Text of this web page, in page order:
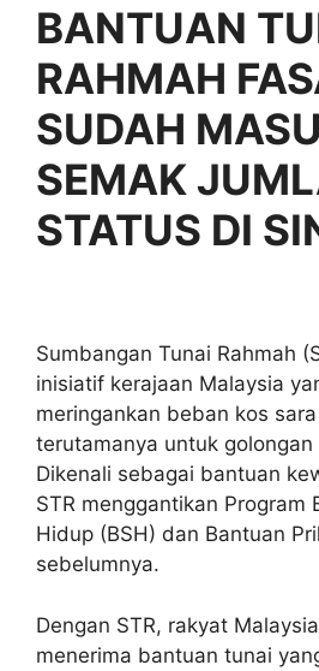
BANTUAN
RAHMAH
SUDAH
SEMAK
STATUS DI
Sumbangan Tunai Rahmah
inisiatif kerajaan Malaysia
meringankan beban kos
terutamanya untuk
Dikenali sebagai bantuan
STR menggantikan Program
Hidup (BSH) dan Bantuan
sebelumnya.
Dengan STR, rakyat
menerima bantuan tunai